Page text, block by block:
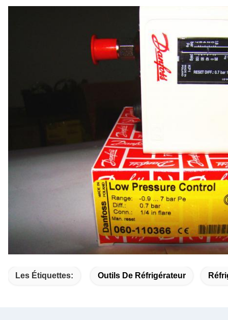
Les Étiquettes: Outils De Réfrigérateur